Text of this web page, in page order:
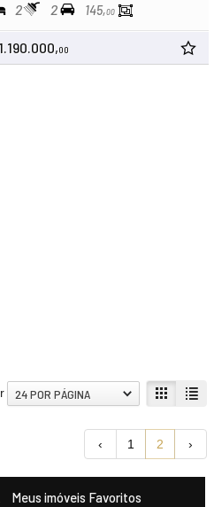
2 2 145,00
00
24 POR PÁGINA
‹ 1 2 ›
Meus imóveis Favoritos